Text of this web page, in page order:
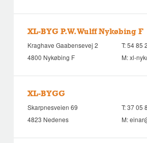
XL-BYG P.W. Wulff Nykøbing F
Kraghave Gaabensevej 2
4800 Nykøbing F
T:54 85
M:xl-
XL-BYGG
Skarpnesveien 69
4823 Nedenes
T:37 05
M: